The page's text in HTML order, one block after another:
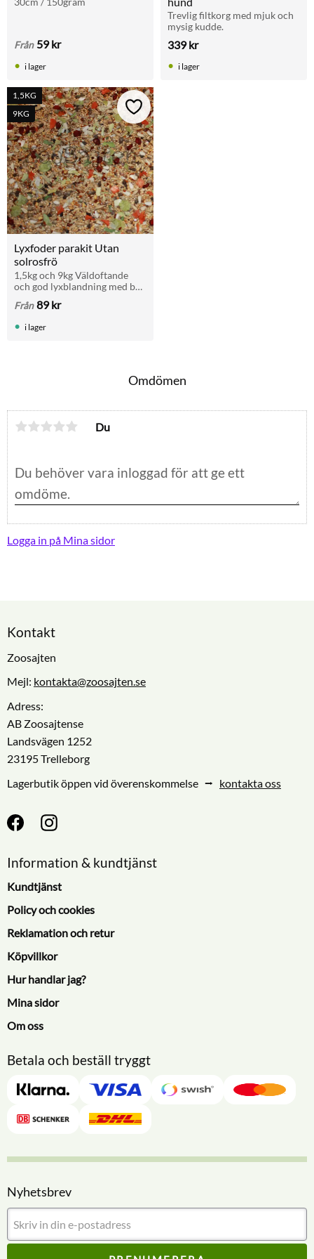
Från 59kr
i lager
Trevlig filtkorg med mjuk och
mysig kudde.
339kr
i lager
Lyxfoder parakit Utan
solrosfrö
1,5kg och 9kg Väldoftande
och god lyxblandning med bär
Från 89kr
1,5KG
9KG
Lägg till i favoriter
i lager
Omdömen
Du
Logga in på Mina sidor
Kontakt
Zoosajten
Mejl: kontakta@zoosajten.se
Adress:
AB Zoosajtense
Landsvägen 1252
23195 Trelleborg
Lagerbutik öppen vid överenskommelse ⭢ kontakta oss
Information & kundtjänst
Kundtjänst
Policy och cookies
Reklamation och retur
Köpvillkor
Hur handlar jag?
Mina sidor
Om oss
Betala och beställ tryggt
Nyhetsbrev